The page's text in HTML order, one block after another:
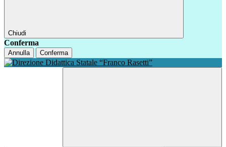
Chiudi
Conferma
Annulla Conferma